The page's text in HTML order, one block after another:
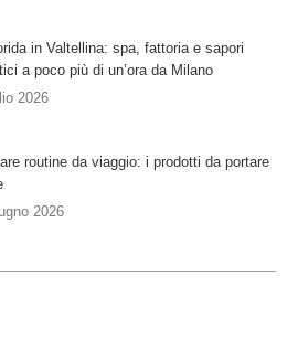
in Valtellina: spa, fattoria e sapori
a poco più di un’ora da Milano
2026
routine da viaggio: i prodotti da portare
2026